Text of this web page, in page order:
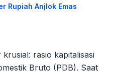
Rupiah Anjlok Emas
rasio kapitalisasi
Bruto (PDB). Saat